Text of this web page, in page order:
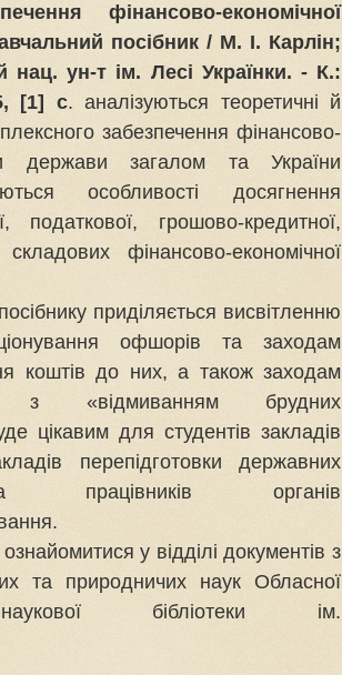
фінансово-економічної
посібник / М. І. Карлін;
нац. ун-т ім. Лесі Українки. - К.:
[1] с. аналізуються теоретичні й
забезпечення фінансово-
держави загалом та України
особливості досягнення
податкової, грошово-кредитної,
фінансово-економічної
приділяється висвітленню
офшорів та заходам
коштів до них, а також заходам
з «відмиванням брудних
цікавим для студентів закладів
перепідготовки державних
працівників органів
у відділі документів з
та природничих наук Обласної
бібліотеки ім.